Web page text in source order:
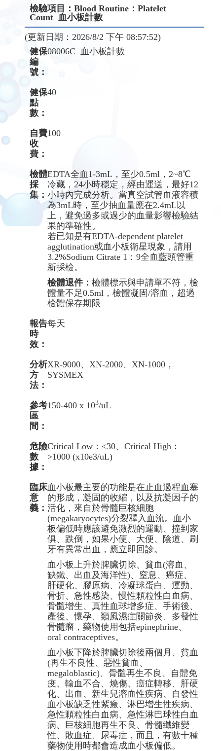
檢驗項目：Blood Routine：Platelet
Count 血小板計數
(更新日期：2026/8/2 下午 08:57:52)
健保
編
號：
08006C 血小板計數
健保
點
數：
40
自費
收
費：
100
檢體
採
集：
EDTA全血1-3mL，至少0.5ml，2~8℃
冷藏，24小時穩定，經由運送，最好12
小時內完成分析。當真空試管血液容積
為3mL時，至少抽血量應在2.4mL以
上，避免過多或過少的血量影響檢驗結
果的準確性。
若已知是有EDTA-dependent platelet
agglutination或血小板衛星現象，請用
3.2%Sodium Citrate 1：9全血藍頭管重
新採檢。
檢體退件： 檢體標示與申請單不符，檢
體量不足0.5ml，檢體凝固/溶血，超過
檢體保存期限
報告
時
效：
每天
分析
方
法：
XR-9000、XN-2000、XN-1000，
SYSMEX
參考
區
間：
150-400 x 103/uL
危險
數
據：
Critical Low：<30、Critical High：
>1000 (x10e3/uL)
臨床
意
義：
血小板最主要的功能是在止血過程血塞
的形成，凝固的收縮，以及抗凝因子的
活化，來自於骨髓巨核細胞
(megakaryocytes)分裂釋入血流。血小
板偏低時應該避免激烈的運動、撞到家
俱、跌倒，如果小便、大便、陰道、刷
牙有異常出血，應立即回診。
血小板上升於脾臟切除、貧血(溶血、
缺鐵、出血及海洋性)、窒息、癌症、
肝硬化、膠原病、冷凝球蛋白、運動、
骨折、急性感染、慢性顆粒性白血病、
骨髓增生、真性血球增多症、手術後、
產後、懷孕、類風濕症關節炎、多發性
骨髓瘤，藥物使用包括epinephrine、
oral contraceptives。
血小板下降於脾臟切除後兩個月、貧血
(再生不良性、惡性貧血、
megaloblastic)、骨髓再生不良、自體免
疫、輸血不合、燒傷、癌症轉移、肝硬
化、出血、新生兒溶血性疾病、自發性
血小板缺乏性紫瘢、淋巴增生性疾病、
急性顆粒性白血病、急性淋巴球性白血
病、巨核細胞再生不良、骨髓纖維變
性、敗血症、尿毒症，而且，有數十種
藥物使用時都會造成血小板偏低。